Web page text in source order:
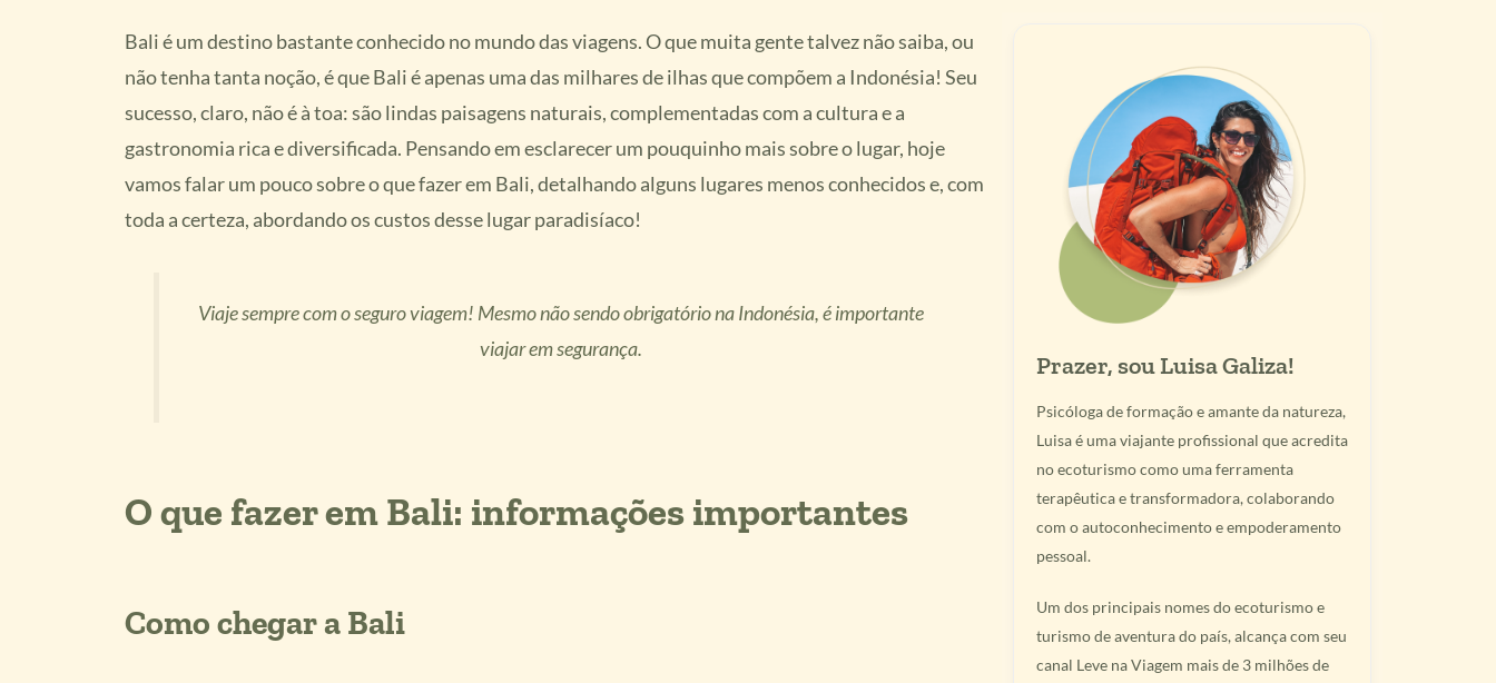
Bali é um destino bastante conhecido no mundo das viagens. O que muita gente talvez não saiba, ou
não tenha tanta noção, é que Bali é apenas uma das milhares de ilhas que compõem a Indonésia! Seu
sucesso, claro, não é à toa: são lindas paisagens naturais, complementadas com a cultura e a
gastronomia rica e diversificada. Pensando em esclarecer um pouquinho mais sobre o lugar, hoje
vamos falar um pouco sobre o que fazer em Bali, detalhando alguns lugares menos conhecidos e, com
toda a certeza, abordando os custos desse lugar paradisíaco!
Viaje sempre com o seguro viagem! Mesmo não sendo obrigatório na Indonésia, é importante
viajar em segurança.
O que fazer em Bali: informações importantes
Como chegar a Bali
Prazer, sou Luisa Galiza!
Psicóloga de formação e amante da natureza,
Luisa é uma viajante profissional que acredita
no ecoturismo como uma ferramenta
terapêutica e transformadora, colaborando
com o autoconhecimento e empoderamento
pessoal.
Um dos principais nomes do ecoturismo e
turismo de aventura do país, alcança com seu
canal Leve na Viagem mais de 3 milhões de